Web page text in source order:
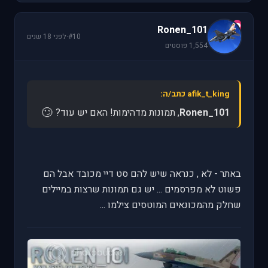
R
Ronen_101
1,554 פוסטים
#10
·לפני 18 שנים
afik_t_king כתב/ה:
Ronen_101, תמונות מדהימות! האם יש עוד? 🙄
באתר - לא , כנראה שיש להם סט דיי מכובד אבל הם
פשוט לא מפרסמים ... יש גם תמונות שרצות במיילים
שחלק מהמכונאים המוטסים צילמו ...